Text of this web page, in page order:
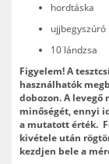
hordtáska
ujjbegyszúró
10 lándzsa
Figyelem! A
használhatók
dobozon. A
minőségét, ennyi
a mutatott érték.
kivétele után
kezdjen bele a